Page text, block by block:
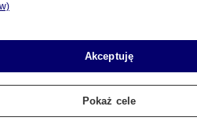
Akceptuję
Pokaż cele